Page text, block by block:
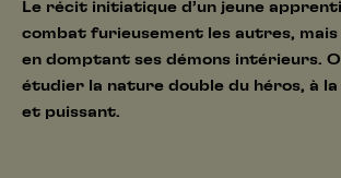
Le récit initiatique d’un jeune
combat furieusement les autres, mais
en domptant ses démons intérieurs.
étudier la nature double du héros, à
et puissant.